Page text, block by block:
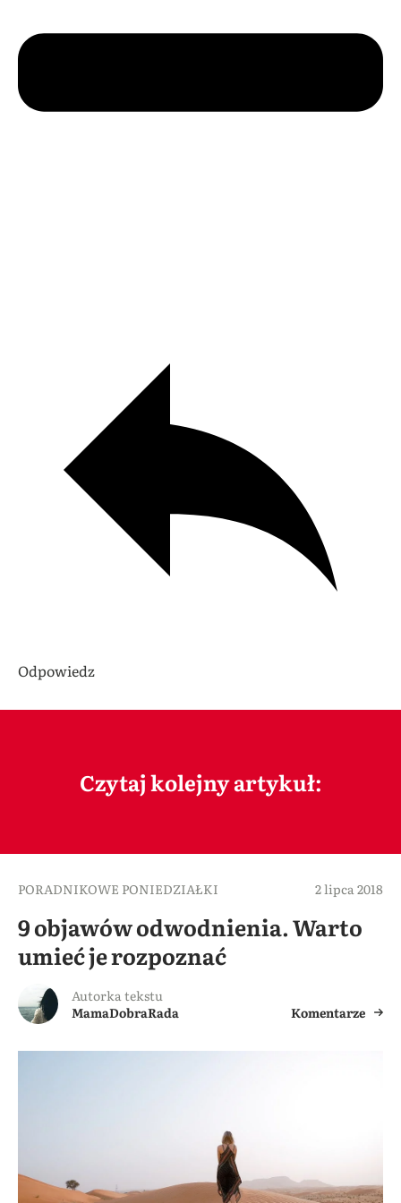
Odpowiedz
Czytaj kolejny artykuł:
PORADNIKOWE PONIEDZIAŁKI 2 lipca 2018
9 objawów odwodnienia. Warto
umieć je rozpoznać
Autorka tekstu
MamaDobraRada
Komentarze